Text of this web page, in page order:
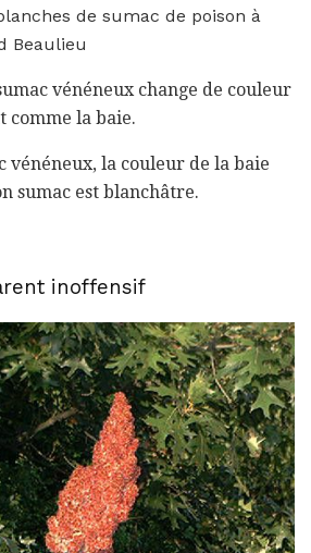
de sumac de poison à
Beaulieu
vénéneux change de couleur
comme la baie.
vénéneux, la couleur de la baie
sumac est blanchâtre.
inoffensif